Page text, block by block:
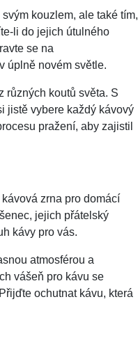
kouzlem, ale také tím,
li do jejich útulného
se na
úplně novém světle.
různých koutů světa. S
jistě vybere každý kávový
pražení, aby zajistil
zrna pro domácí
jejich přátelský
kávy pro vás.
atmosférou a
vášeň pro kávu se
ochutnat kávu, která